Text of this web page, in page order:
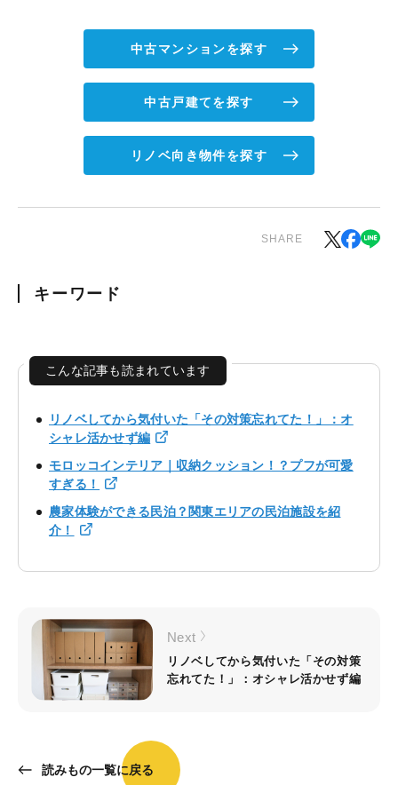
中古マンションを探す
中古戸建てを探す
リノベ向き物件を探す
SHARE
キーワード
こんな記事も読まれています
リノベしてから気付いた「その対策忘れてた！」：オ
シャレ活かせず編
モロッコインテリア｜収納クッション！？プフが可愛
すぎる！
農家体験ができる民泊？関東エリアの民泊施設を紹
介！
読みもの一覧に戻る
Next
リノベしてから気付いた「その対策
忘れてた！」：オシャレ活かせず編